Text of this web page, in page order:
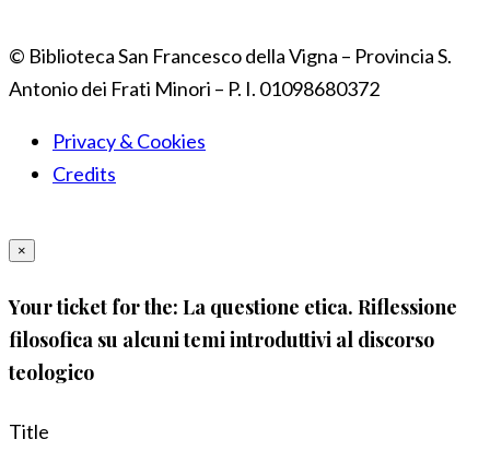
© Biblioteca San Francesco della Vigna – Provincia S.
Antonio dei Frati Minori – P. I. 01098680372
Privacy & Cookies
Credits
×
Your ticket for the: La questione etica. Riflessione
filosofica su alcuni temi introduttivi al discorso
teologico
Title